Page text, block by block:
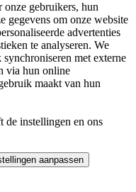
gebruikers, hun
gegevens om onze website
advertenties
te analyseren. We
met externe
via hun online
maakt van hun
de instellingen en ons
aanpassen